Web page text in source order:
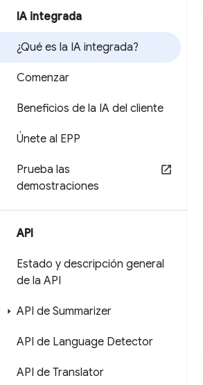
IA integrada
¿Qué es la IA integrada?
Comenzar
Beneficios de la IA del cliente
Únete al EPP
Prueba las
demostraciones
API
Estado y descripción general
de la API
API de Summarizer
API de Language Detector
API de Translator